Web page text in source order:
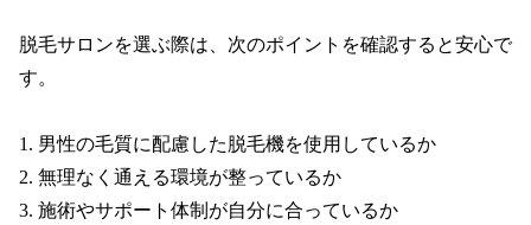
脱毛サロンを選ぶ際は、次のポイントを確認すると安心で
す。
1. 男性の毛質に配慮した脱毛機を使用しているか
2. 無理なく通える環境が整っているか
3. 施術やサポート体制が自分に合っているか